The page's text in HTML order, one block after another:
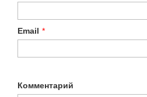
Email *
Комментарий